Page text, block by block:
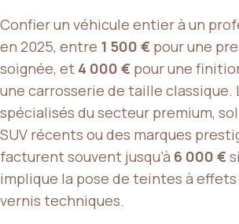
Confier un véhicule entier à un
en 2025, entre 1 500 € pour une
soignée, et 4 000 € pour une
une carrosserie de taille classique.
spécialisés du secteur premium,
SUV récents ou des marques
facturent souvent jusqu’à 6 000 €
implique la pose de teintes à
vernis techniques.